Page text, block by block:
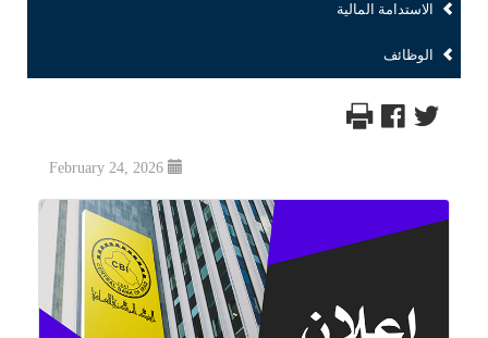
الاستدامة المالية
الوظائف